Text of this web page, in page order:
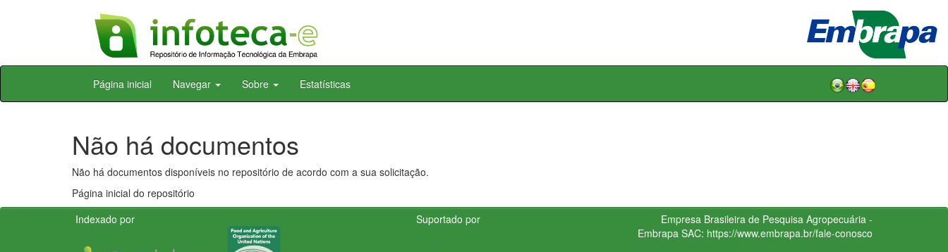
Skip
Página inicial Navegar Sobre Estatísticas
Não há documentos
Não há documentos disponíveis no repositório de acordo com a sua solicitação.
Página inicial do repositório
Indexado por
Suportado por
Empresa Brasileira de Pesquisa Agropecuária -
Embrapa SAC: https://www.embrapa.br/fale-conosco